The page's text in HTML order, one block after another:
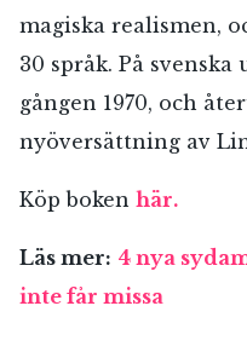
magiska realismen,
30 språk. På
gången 1970, och
nyöversättning av
Köp boken här.
Läs mer: 4 nya
inte får missa